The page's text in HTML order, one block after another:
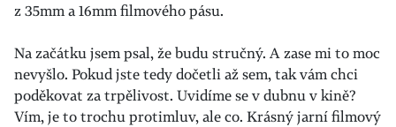
z 35mm a 16mm filmového pásu.
Na začátku jsem psal, že budu stručný. A zase mi to moc
nevyšlo. Pokud jste tedy dočetli až sem, tak vám chci
poděkovat za trpělivost. Uvidíme se v dubnu v kině?
Vím, je to trochu protimluv, ale co. Krásný jarní filmový